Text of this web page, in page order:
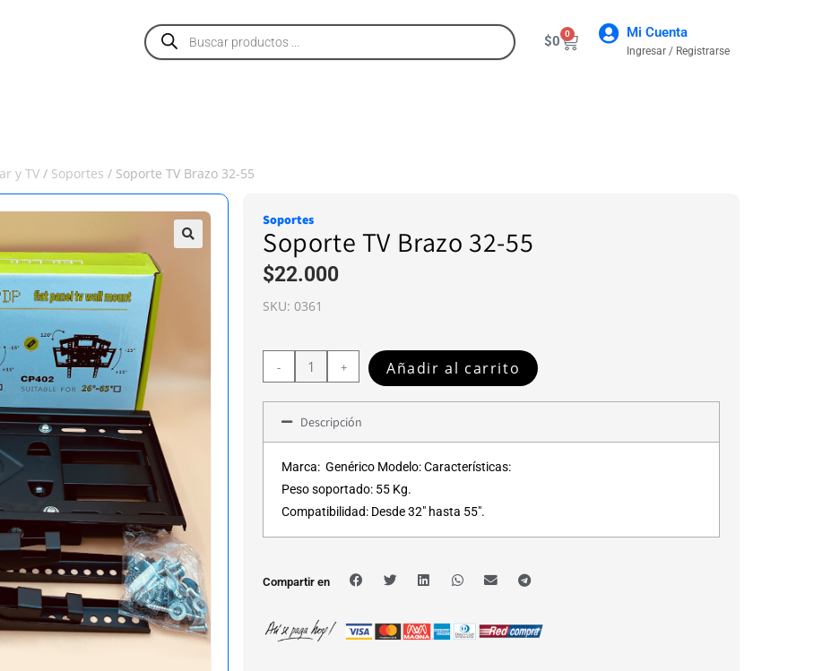
$0 0 Mi Cuenta
Ingresar / Registrarse
y TV / Soportes / Soporte TV Brazo 32-55
Soportes
Soporte TV Brazo 32-55
$22.000
SKU: 0361
- + Añadir al carrito
Descripción
Marca: Genérico Modelo: Características:
Peso soportado: 55 Kg.
Compatibilidad: Desde 32″ hasta 55″.
Compartir en